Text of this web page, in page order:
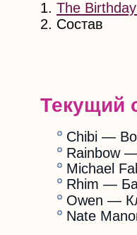
1. The
2. Состав
Текущий
Chibi —
Rainbow
Michael
Rhim —
Owen —
Nate